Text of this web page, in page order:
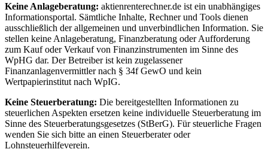
Keine Anlageberatung: aktienrenterechner.de ist ein unabhängiges
Informationsportal. Sämtliche Inhalte, Rechner und Tools dienen
ausschließlich der allgemeinen und unverbindlichen Information. Sie
stellen keine Anlageberatung, Finanzberatung oder Aufforderung
zum Kauf oder Verkauf von Finanzinstrumenten im Sinne des
WpHG dar. Der Betreiber ist kein zugelassener
Finanzanlagenvermittler nach § 34f GewO und kein
Wertpapierinstitut nach WpIG.
Keine Steuerberatung: Die bereitgestellten Informationen zu
steuerlichen Aspekten ersetzen keine individuelle Steuerberatung im
Sinne des Steuerberatungsgesetzes (StBerG). Für steuerliche Fragen
wenden Sie sich bitte an einen Steuerberater oder
Lohnsteuerhilfeverein.